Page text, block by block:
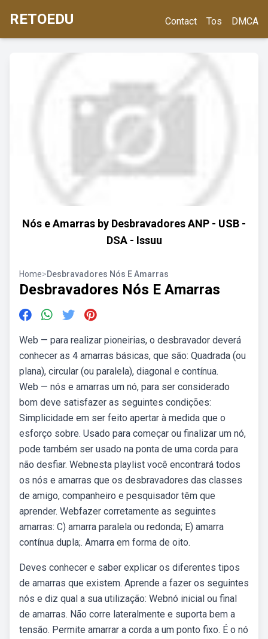
RETOEDU Contact Tos DMCA
Nós e Amarras by Desbravadores ANP - USB -
DSA - Issuu
Home>Desbravadores Nós E Amarras
Desbravadores Nós E Amarras
Web — para realizar pioneirias, o desbravador deverá
conhecer as 4 amarras básicas, que são: Quadrada (ou
plana), circular (ou paralela), diagonal e contínua.
Web — nós e amarras um nó, para ser considerado
bom deve satisfazer as seguintes condições:
Simplicidade em ser feito apertar à medida que o
esforço sobre. Usado para começar ou finalizar um nó,
pode também ser usado na ponta de uma corda para
não desfiar. Webnesta playlist você encontrará todos
os nós e amarras que os desbravadores das classes
de amigo, companheiro e pesquisador têm que
aprender. Webfazer corretamente as seguintes
amarras: C) amarra paralela ou redonda; E) amarra
contínua dupla;. Amarra em forma de oito.
Deves conhecer e saber explicar os diferentes tipos
de amarras que existem. Aprende a fazer os seguintes
nós e diz qual a sua utilização: Webnó inicial ou final
de amarras. Não corre lateralmente e suporta bem a
tensão. Permite amarrar a corda a um ponto fixo. É o nó